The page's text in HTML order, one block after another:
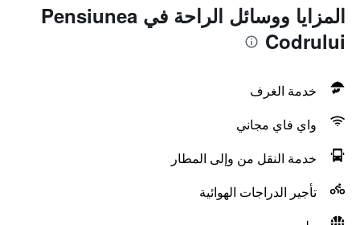
المزايا ووسائل الراحة في Pensiunea
Codrului
خدمة الغرف
واي فاي مجاني
خدمة النقل من وإلى المطار
تأجير الدراجات الهوائية